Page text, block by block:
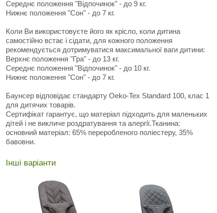
Середнє положення "Відпочинок" - до 9 кг.
Нижнє положення "Сон" - до 7 кг.
Коли Ви використовуєте його як крісло, коли дитина
самостійно встає і сідати, для кожного положення
рекомендується дотримуватися максимальної ваги дитини:
Верхнє положення "Гра" - до 13 кг.
Середнє положення "Відпочинок" - до 10 кг.
Нижнє положення "Сон" - до 7 кг.
Баунсер відповідає стандарту Oeko-Tex Standard 100, клас 1
для дитячих товарів.
Сертифікат гарантує, що матеріал підходить для маленьких
дітей і не викличе роздратування та алергії.Тканина:
основний матеріал: 65% переробленого поліестеру, 35%
бавовни.
Інші варіанти